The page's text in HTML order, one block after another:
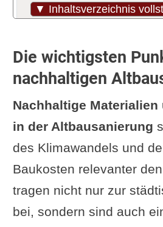
▼ Inhaltsverzeichnis
nachhaltigen
gehört dazu?
Materialien-
Nachhaltige
Tapeten
Energieeffizienz
gelingt es
Dämmung
Fenstertausch
Heizung
Die wichtigsten
nachhaltigen
Nachhaltige Materialien
in der Altbausanierung
des Klimawandels und
Baukosten relevanter
tragen nicht nur zur
bei, sondern sind auch